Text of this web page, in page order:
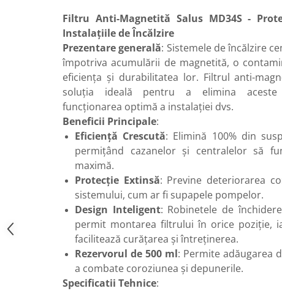
Boilere electrice
Boilere termoelectrice
Boilere indirecte cu serpentina
Boilere solare indirecte (cu
Boilere pentru pompe de caldura
Accesorii boilere
Incalzire in pardoseala
Tevi si fitinguri PPR
Fitinguri alama
Tevi si fitinguri fonta
Robineti de trecere pentru apa
Robineti coltari pentru apa
Filtru Anti-Magnetită Salus MD34S -
Instalațiile de Încălzire
Prezentare generală: Sistemele de încălzire
împotriva acumulării de magnetită, o
eficiența și durabilitatea lor. Filtrul anti-
soluția ideală pentru a elimina aceste
funcționarea optimă a instalației dvs.
Beneficii Principale:
Eficiență Crescută: Elimină 100% din
permițând cazanelor și centralelor să
maximă.
Protecție Extinsă: Previne deteriorarea
sistemului, cum ar fi supapele pompelor.
Design Inteligent: Robinetele de
permit montarea filtrului în orice poziție,
facilitează curățarea și întreținerea.
Rezervorul de 500 ml: Permite adăugarea
a combate coroziunea și depunerile.
Specificatii Tehnice: